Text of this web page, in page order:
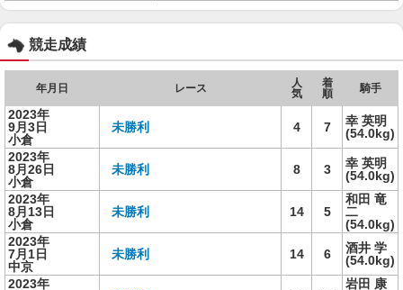
競走成績
年月日 レース
人
気
着
順
騎手
2023年
9月3日
小倉
未勝利 4 7
幸 英明
(54.0kg)
2023年
8月26日
小倉
未勝利 8 3
幸 英明
(54.0kg)
2023年
8月13日
小倉
未勝利 14 5
和田 竜
二
(54.0kg)
2023年
7月1日
中京
未勝利 14 6
酒井 学
(54.0kg)
2023年
岩田 康